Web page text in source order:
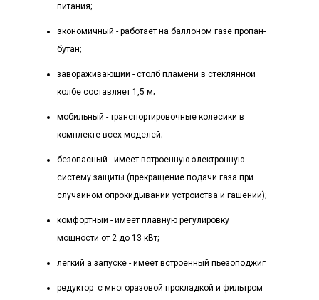
питания;
экономичный - работает на баллоном газе пропан-
бутан;
завораживающий - столб пламени в стеклянной
колбе составляет 1,5 м;
мобильный - транспортировочные колесики в
комплекте всех моделей;
безопасный - имеет встроенную электронную
систему защиты (прекращение подачи газа при
случайном опрокидывании устройства и гашении);
комфортный - имеет плавную регулировку
мощности от 2 до 13 кВт;
легкий а запуске - имеет встроенный пьезоподжиг
редуктор с многоразовой прокладкой и фильтром